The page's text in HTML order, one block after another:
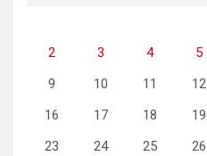
2
3 4 5
9
10 11 12
16
17 18 19
23
24 25 26